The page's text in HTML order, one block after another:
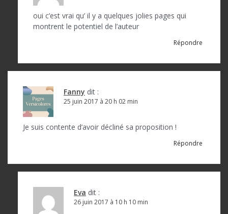
oui c’est vrai qu’ il y a quelques jolies pages qui
montrent le potentiel de l’auteur
Répondre
Fanny dit :
25 juin 2017 à 20 h 02 min
Je suis contente d’avoir décliné sa proposition !
Répondre
Eva dit :
26 juin 2017 à 10 h 10 min